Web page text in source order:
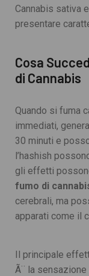
Cannabis sativa
presentare
Cosa
di Cannabis
Quando si fuma
immediati,
30 minuti e
l’hashish
gli effetti
fumo di
cerebrali, ma
apparati come il
Il principale
Ã¨ la sensazione